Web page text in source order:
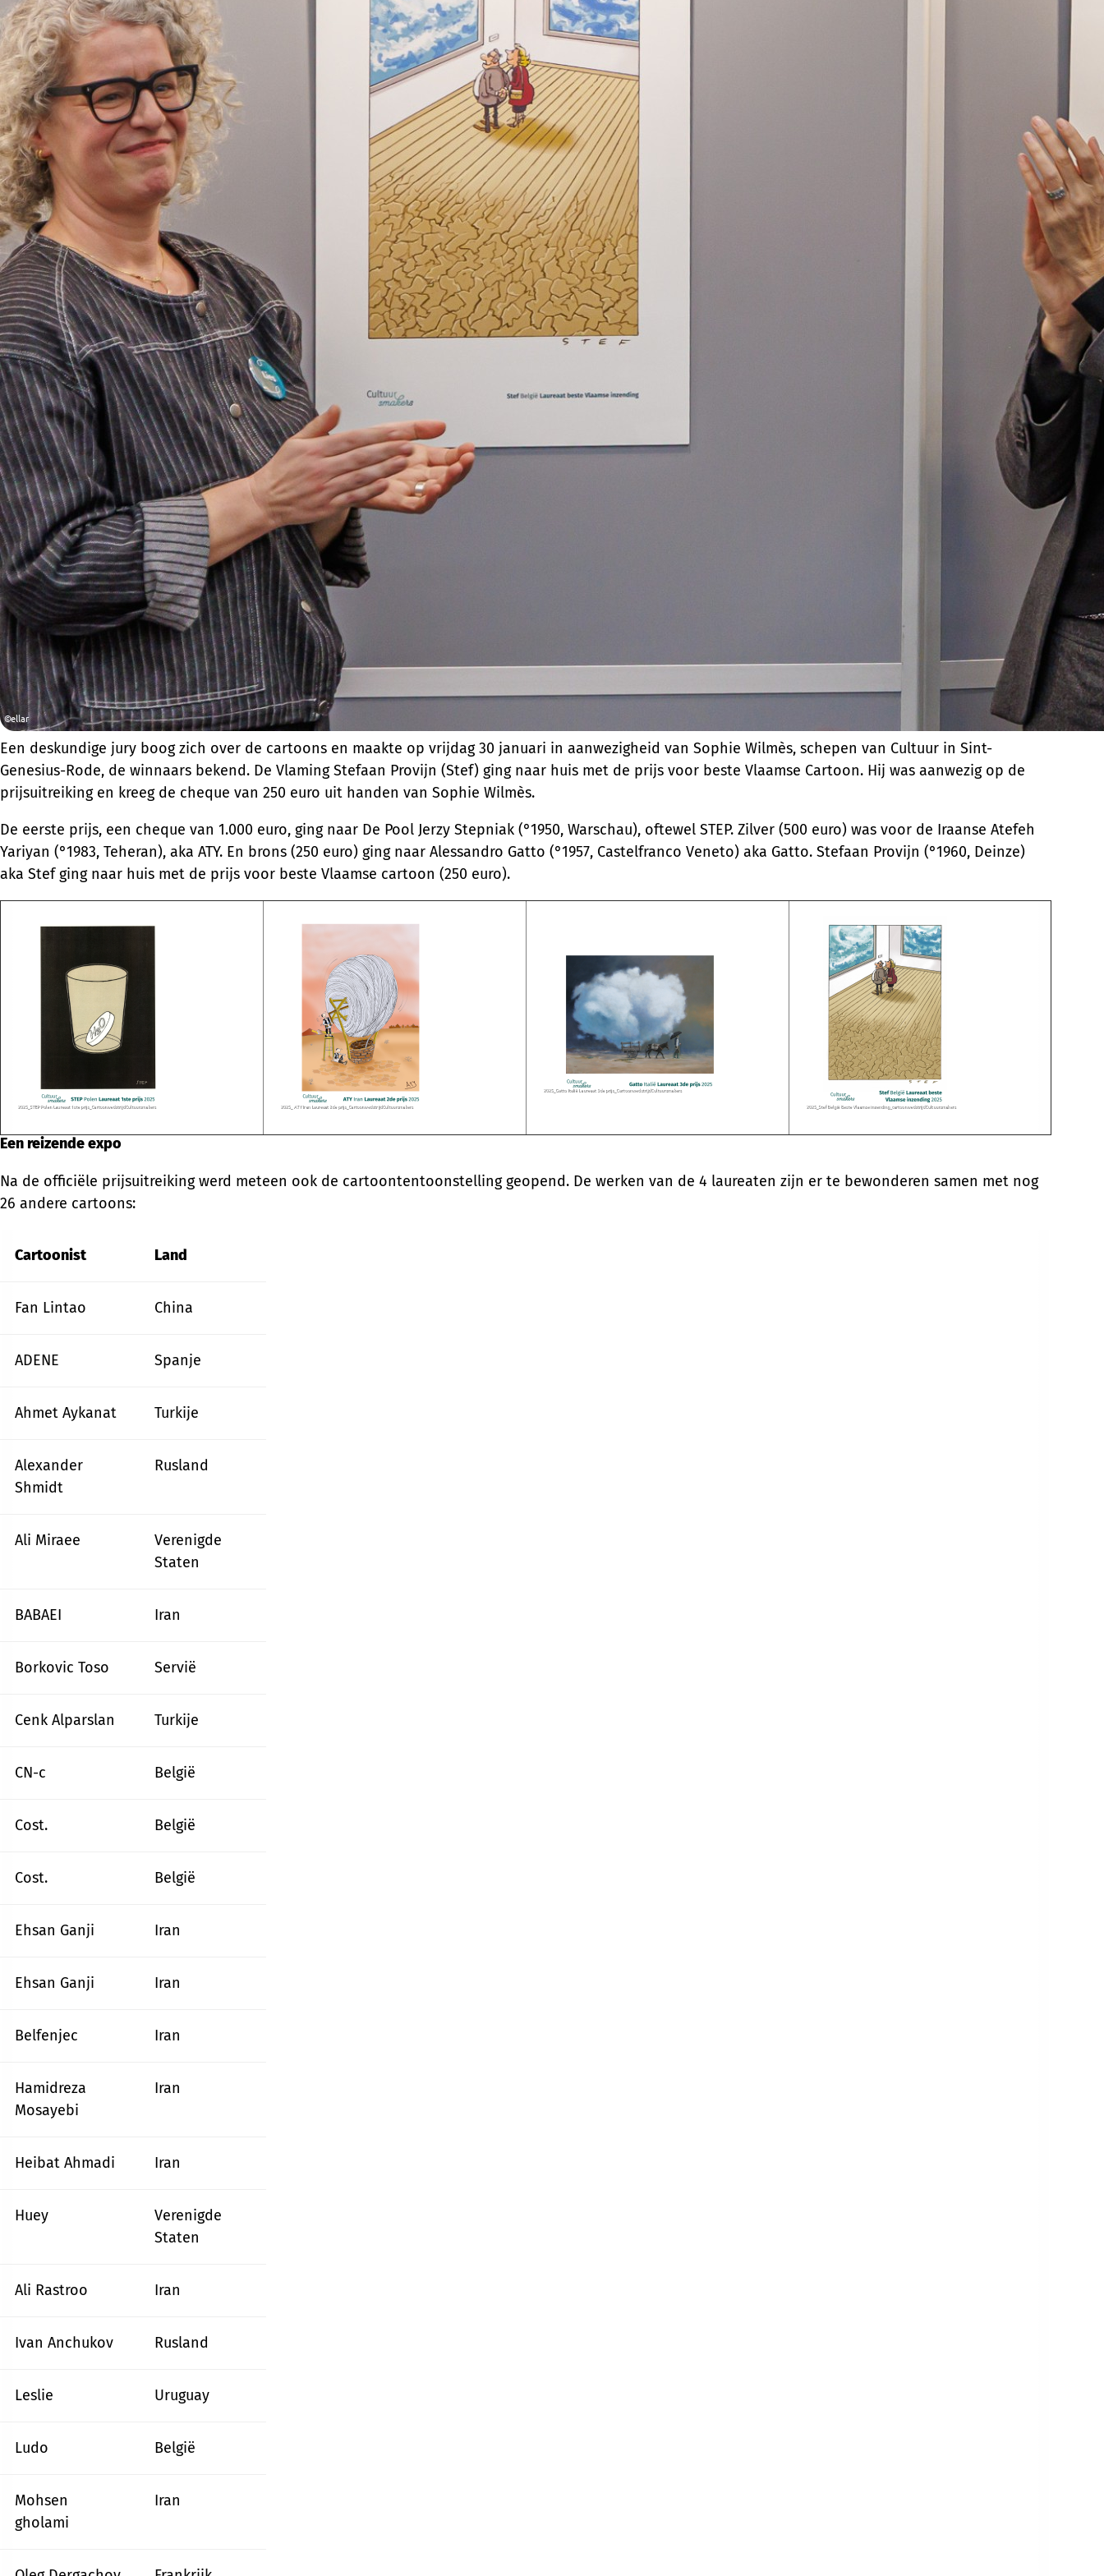
Een deskundige jury boog zich over de cartoons en maakte op vrijdag 30 januari in aanwezigheid van Sophie Wilmès, schepen van Cultuur in Sint-
Genesius-Rode, de winnaars bekend. De Vlaming Stefaan Provijn (Stef) ging naar huis met de prijs voor beste Vlaamse Cartoon. Hij was aanwezig op de
prijsuitreiking en kreeg de cheque van 250 euro uit handen van Sophie Wilmès.
De eerste prijs, een cheque van 1.000 euro, ging naar De Pool Jerzy Stepniak (°1950, Warschau), oftewel STEP. Zilver (500 euro) was voor de Iraanse Atefeh
Yariyan (°1983, Teheran), aka ATY. En brons (250 euro) ging naar Alessandro Gatto (°1957, Castelfranco Veneto) aka Gatto. Stefaan Provijn (°1960, Deinze)
aka Stef ging naar huis met de prijs voor beste Vlaamse cartoon (250 euro).
Een reizende expo
Na de officiële prijsuitreiking werd meteen ook de cartoontentoonstelling geopend. De werken van de 4 laureaten zijn er te bewonderen samen met nog
26 andere cartoons:
Cartoonist Land
Fan Lintao China
ADENE Spanje
Ahmet Aykanat Turkije
Alexander
Shmidt
Rusland
Ali Miraee
Verenigde
Staten
BABAEI Iran
Borkovic Toso Servië
Cenk Alparslan Turkije
CN-c België
Cost. België
Cost. België
Ehsan Ganji Iran
Ehsan Ganji Iran
Belfenjec Iran
Hamidreza
Mosayebi
Iran
Heibat Ahmadi Iran
Huey
Verenigde
Staten
Ali Rastroo Iran
Ivan Anchukov Rusland
Leslie Uruguay
Ludo België
Mohsen
gholami
Iran